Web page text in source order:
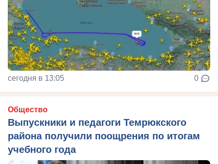
сегодня в 13:05 0
Общество
Выпускники и педагоги Темрюкского
района получили поощрения по итогам
учебного года